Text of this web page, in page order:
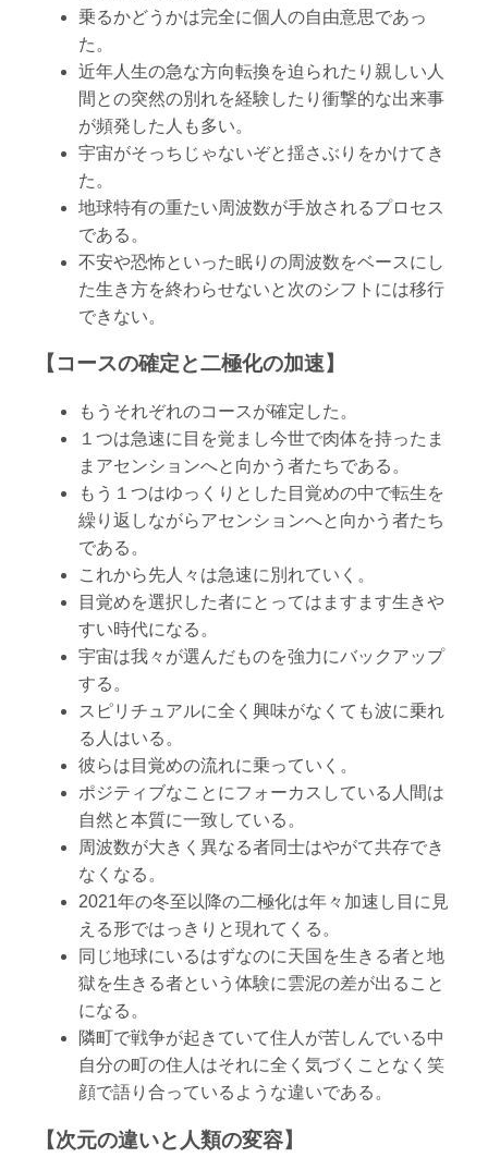
乗るかどうかは完全に個人の自由意思であっ
た。
近年人生の急な方向転換を迫られたり親しい人
間との突然の別れを経験したり衝撃的な出来事
が頻発した人も多い。
宇宙がそっちじゃないぞと揺さぶりをかけてき
た。
地球特有の重たい周波数が手放されるプロセス
である。
不安や恐怖といった眠りの周波数をベースにし
た生き方を終わらせないと次のシフトには移行
できない。
【コースの確定と二極化の加速】
もうそれぞれのコースが確定した。
１つは急速に目を覚まし今世で肉体を持ったま
まアセンションへと向かう者たちである。
もう１つはゆっくりとした目覚めの中で転生を
繰り返しながらアセンションへと向かう者たち
である。
これから先人々は急速に別れていく。
目覚めを選択した者にとってはますます生きや
すい時代になる。
宇宙は我々が選んだものを強力にバックアップ
する。
スピリチュアルに全く興味がなくても波に乗れ
る人はいる。
彼らは目覚めの流れに乗っていく。
ポジティブなことにフォーカスしている人間は
自然と本質に一致している。
周波数が大きく異なる者同士はやがて共存でき
なくなる。
2021年の冬至以降の二極化は年々加速し目に見
える形ではっきりと現れてくる。
同じ地球にいるはずなのに天国を生きる者と地
獄を生きる者という体験に雲泥の差が出ること
になる。
隣町で戦争が起きていて住人が苦しんでいる中
自分の町の住人はそれに全く気づくことなく笑
顔で語り合っているような違いである。
【次元の違いと人類の変容】